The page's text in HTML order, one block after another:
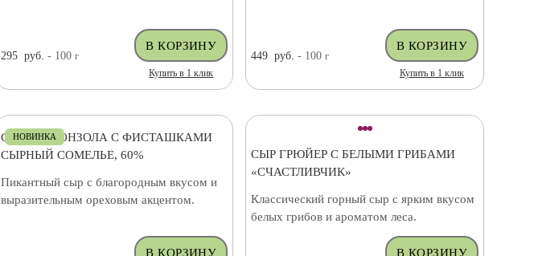
295 руб. - 100 г
Купить в 1 клик
449 руб. - 100г
Купить в 1 клик
НОВИНКА
СЫР ГОРГОНЗОЛА С ФИСТАШКАМИ
СЫРНЫЙ СОМЕЛЬЕ, 60%
Пикантный сыр с благородным вкусом и
выразительным ореховым акцентом.
СЫР ГРЮЙЕР С БЕЛЫМИ ГРИБАМИ
«СЧАСТЛИВЧИК»
Классический горный сыр с ярким вкусом
белых грибов и ароматом леса.